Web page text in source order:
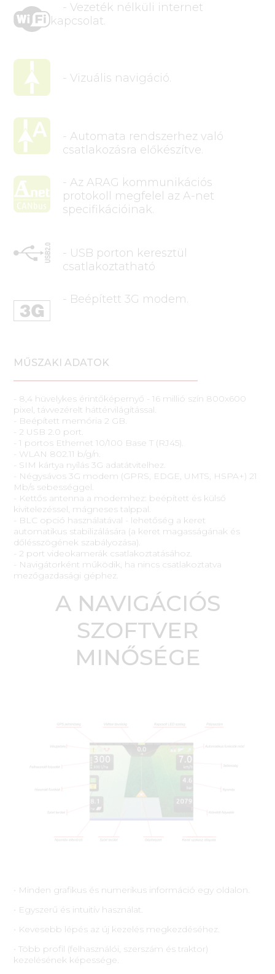
- Vezeték nélküli internet
kapcsolat.
- Vizuális navigáció.
- Automata rendszerhez való
csatlakozásra előkészítve.
- Az ARAG kommunikációs
protokoll megfelel az A-net
specifikációinak.
- USB porton keresztül
csatlakoztatható
- Beépített 3G modem.
MŰSZAKI ADATOK
- 8,4 hüvelykes érintőképernyő - 16 millió szín 800x600
pixel, távvezérelt háttérvilágítással.
- Beépített memória 2 GB.
- 2 USB 2.0 port.
- 1 portos Ethernet 10/100 Base T (RJ45).
- WLAN 802.11 b/g/n.
- SIM kártya nyílás 3G adatátvitelhez.
- Négysávos 3G modem (GPRS, EDGE, UMTS, HSPA+) 21
Mb/s sebességgel.
- Kettős antenna a modemhez: beépített és külső
kivitelezéssel, mágneses talppal.
- BLC opció használatával - lehetőség a keret
automatikus stabilizálására (a keret magasságának és
dőlésszögének szabályozása).
- 2 port videokamerák csatlakoztatásához.
- Navigátorként működik, ha nincs csatlakoztatva
mezőgazdasági géphez.
A NAVIGÁCIÓS
SZOFTVER
MINŐSÉGE
• Minden grafikus és numerikus információ egy oldalon.
• Egyszerű és intuitív használat.
• Kevesebb lépés az új kezelés megkezdéséhez.
• Több profil (felhasználói, szerszám és traktor)
kezelésének képessége.